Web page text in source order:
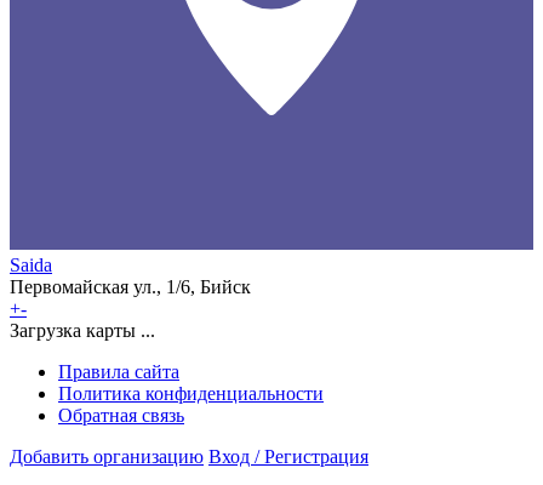
Saida
Первомайская ул., 1/6, Бийск
+-
Загрузка карты ...
Правила сайта
Политика конфиденциальности
Обратная связь
Добавить организацию Вход / Регистрация